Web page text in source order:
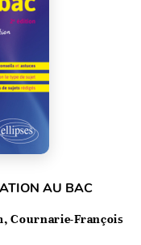
AU BAC
Cournarie-François